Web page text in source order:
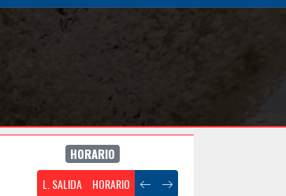
HORARIO
L. SALIDA HORARIO